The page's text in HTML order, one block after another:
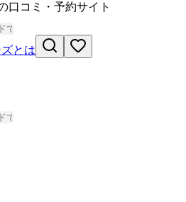
口コミ・予約サイト
とは